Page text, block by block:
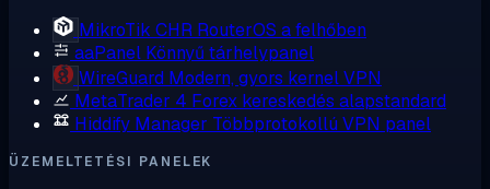
MikroTik CHR RouterOS a felhőben
aaPanel Könnyű tárhelypanel
WireGuard Modern, gyors kernel VPN
MetaTrader 4 Forex kereskedés alapstandard
Hiddify Manager Többprotokollú VPN panel
ÜZEMELTETÉSI PANELEK